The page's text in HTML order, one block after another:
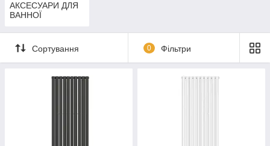
АКСЕСУАРИ ДЛЯ
ВАННОЇ
Сортування 0 Фільтри